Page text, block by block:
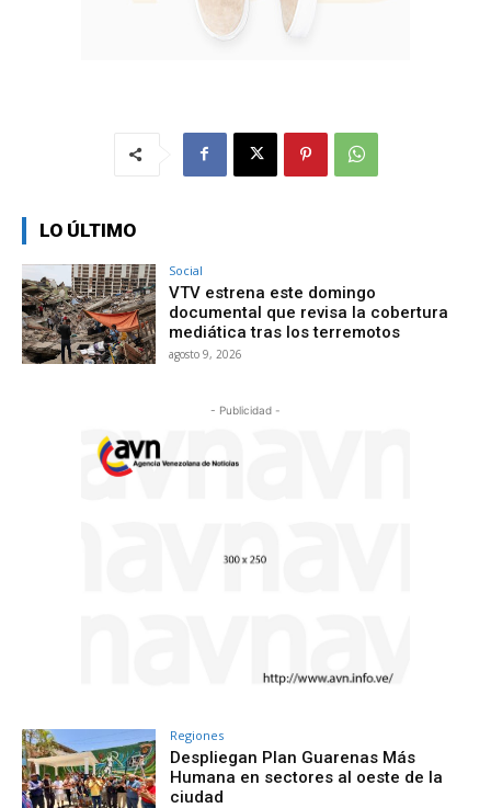
LO ÚLTIMO
Social
VTV estrena este domingo
documental que revisa la cobertura
mediática tras los terremotos
agosto 9, 2026
- Publicidad -
Regiones
Despliegan Plan Guarenas Más
Humana en sectores al oeste de la
ciudad